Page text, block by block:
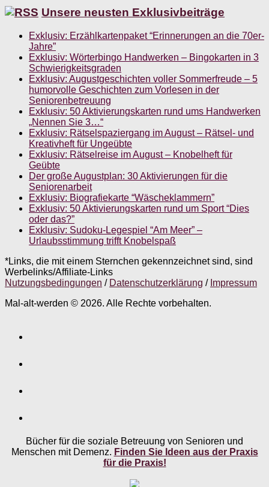
Unsere neusten Exklusivbeiträge
Exklusiv: Erzählkartenpaket “Erinnerungen an die 70er-
Jahre”
Exklusiv: Wörterbingo Handwerken – Bingokarten in 3
Schwierigkeitsgraden
Exklusiv: Augustgeschichten voller Sommerfreude – 5
humorvolle Geschichten zum Vorlesen in der
Seniorenbetreuung
Exklusiv: 50 Aktivierungskarten rund ums Handwerken
„Nennen Sie 3…“
Exklusiv: Rätselspaziergang im August – Rätsel- und
Kreativheft für Ungeübte
Exklusiv: Rätselreise im August – Knobelheft für
Geübte
Der große Augustplan: 30 Aktivierungen für die
Seniorenarbeit
Exklusiv: Biografiekarte “Wäscheklammern”
Exklusiv: 50 Aktivierungskarten rund um Sport “Dies
oder das?”
Exklusiv: Sudoku-Legespiel “Am Meer” –
Urlaubsstimmung trifft Knobelspaß
*Links, die mit einem Sternchen gekennzeichnet sind, sind
Werbelinks/Affiliate-Links
Nutzungsbedingungen / Datenschutzerklärung / Impressum
Mal-alt-werden © 2026. Alle Rechte vorbehalten.
Bücher für die soziale Betreuung von Senioren und
Menschen mit Demenz. Finden Sie Ideen aus der Praxis
für die Praxis!